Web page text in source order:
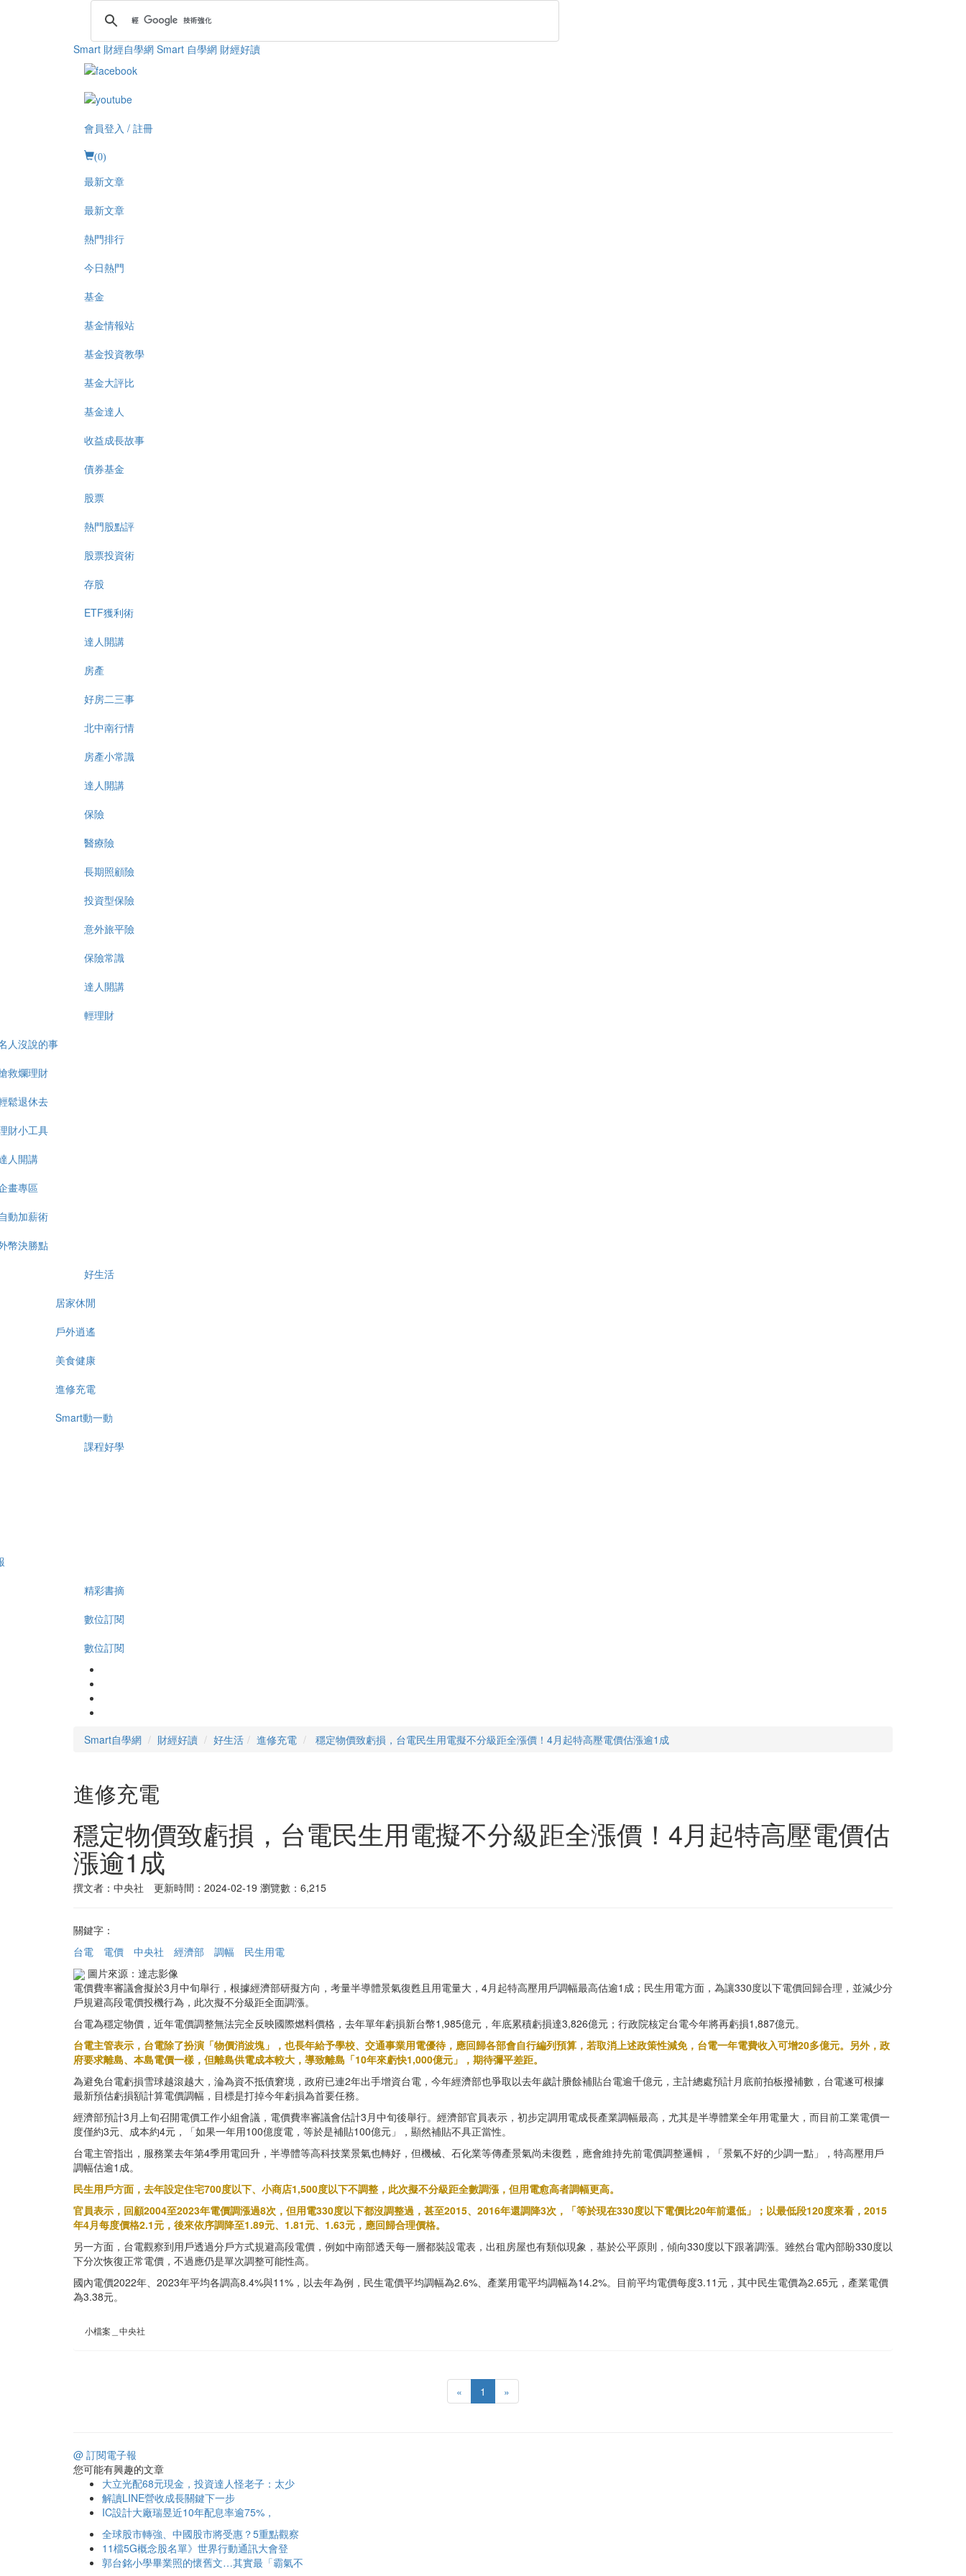
Smart 財經自學網 Smart 自學網 財經好讀
會員登入 / 註冊
(0)
最新文章
最新文章
熱門排行
今日熱門
基金
基金情報站
基金投資教學
基金大評比
基金達人
收益成長故事
債券基金
股票
熱門股點評
股票投資術
存股
ETF獲利術
達人開講
房產
好房二三事
北中南行情
房產小常識
達人開講
保險
醫療險
長期照顧險
投資型保險
意外旅平險
保險常識
達人開講
輕理財
人沒說的事
救爛理財
鬆退休去
財小工具
人開講
畫專區
動加薪術
幣決勝點
好生活
居家休閒
戶外逍遙
美食健康
進修充電
Smart動一動
課程好學
精彩書摘
數位訂閱
數位訂閱
Smart自學網 財經好讀 好生活 進修充電 穩定物價致虧損，台電民生用電擬不分級距全漲價！4月起特高壓電價估漲逾1成
進修充電
穩定物價致虧損，台電民生用電擬不分級距全漲價！4月起特高壓電價估
漲逾1成
撰文者：中央社 更新時間：2024-02-19 瀏覽數：6,215
關鍵字：
台電
電價 中央社 經濟部 調幅
民生用電
圖片來源：達志影像
電價費率審議會擬於3月中旬舉行，根據經濟部研擬方向，考量半導體景氣復甦且用電量大，4月起特高壓用戶調幅最高估逾1成；民生用電方面，為讓330度以下電價回歸合理，並減少分
戶規避高段電價投機行為，此次擬不分級距全面調漲。
台電為穩定物價，近年電價調整無法完全反映國際燃料價格，去年單年虧損新台幣1,985億元，年底累積虧損達3,826億元；行政院核定台電今年將再虧損1,887億元。
台電主管表示，台電除了扮演「物價消波塊」，也長年給予學校、交通事業用電優待，應回歸各部會自行編列預算，若取消上述政策性減免，台電一年電費收入可增20多億元。另外，政
府要求離島、本島電價一樣，但離島供電成本較大，導致離島「10年來虧快1,000億元」，期待彌平差距。
為避免台電虧損雪球越滾越大，淪為資不抵債窘境，政府已連2年出手增資台電，今年經濟部也爭取以去年歲計賸餘補貼台電逾千億元，主計總處預計月底前拍板撥補數，台電遂可根據
最新預估虧損額計算電價調幅，目標是打掉今年虧損為首要任務。
經濟部預計3月上旬召開電價工作小組會議，電價費率審議會估計3月中旬後舉行。經濟部官員表示，初步定調用電成長產業調幅最高，尤其是半導體業全年用電量大，而目前工業電價一
度僅約3元、成本約4元，「如果一年用100億度電，等於是補貼100億元」，顯然補貼不具正當性。
台電主管指出，服務業去年第4季用電回升，半導體等高科技業景氣也轉好，但機械、石化業等傳產景氣尚未復甦，應會維持先前電價調整邏輯，「景氣不好的少調一點」，特高壓用戶
調幅估逾1成。
民生用戶方面，去年設定住宅700度以下、小商店1,500度以下不調整，此次擬不分級距全數調漲，但用電愈高者調幅更高。
官員表示，回顧2004至2023年電價調漲過8次，但用電330度以下都沒調整過，甚至2015、2016年還調降3次，「等於現在330度以下電價比20年前還低」；以最低段120度來看，2015
年4月每度價格2.1元，後來依序調降至1.89元、1.81元、1.63元，應回歸合理價格。
另一方面，台電觀察到用戶透過分戶方式規避高段電價，例如中南部透天每一層都裝設電表，出租房屋也有類似現象，基於公平原則，傾向330度以下跟著調漲。雖然台電內部盼330度以
下分次恢復正常電價，不過應仍是單次調整可能性高。
國內電價2022年、2023年平均各調高8.4%與11%，以去年為例，民生電價平均調幅為2.6%、產業用電平均調幅為14.2%。目前平均電價每度3.11元，其中民生電價為2.65元，產業電價
為3.38元。
小檔案＿中央社
« 1 »
@ 訂閱電子報
您可能有興趣的文章
大立光配68元現金，投資達人怪老子：太少
解讀LINE營收成長關鍵下一步
IC設計大廠瑞昱近10年配息率逾75%，
全球股市轉強、中國股市將受惠？5重點觀察
11檔5G概念股名單》世界行動通訊大會登
郭台銘小學畢業照的懷舊文…其實最「霸氣不